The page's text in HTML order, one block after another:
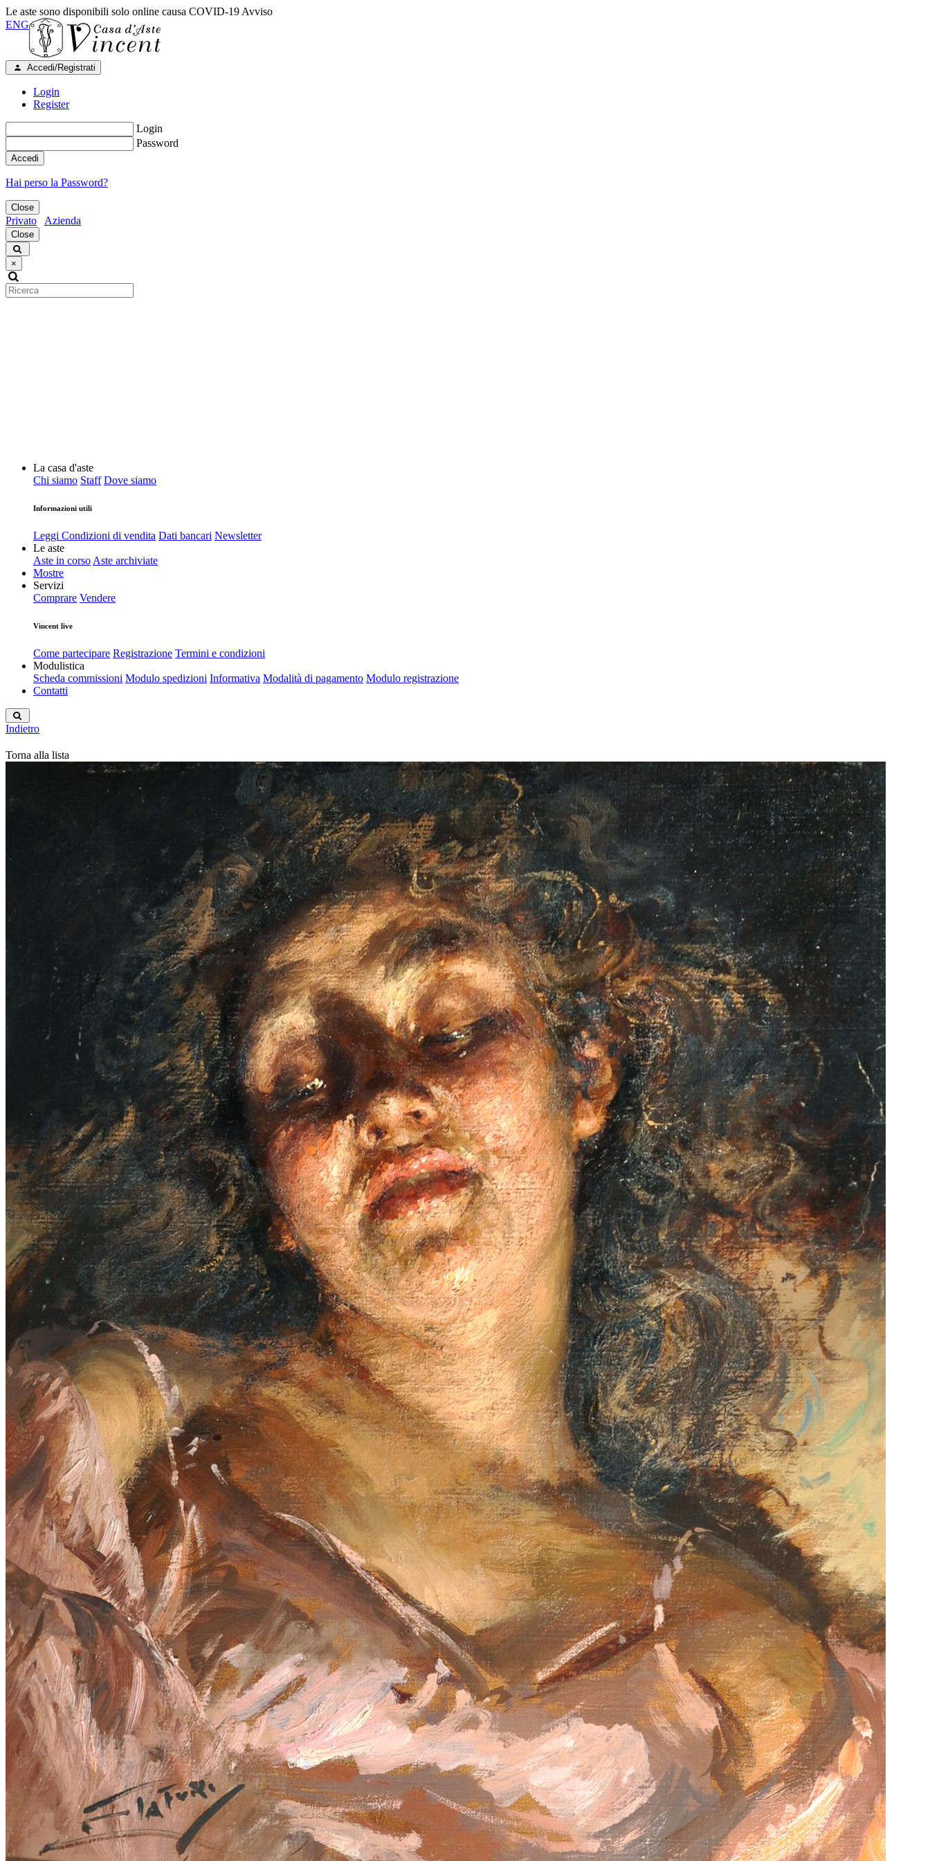
Le aste sono disponibili solo online causa COVID-19 Avviso
ENG
Accedi/Registrati
Login
Register
Login
Password
Accedi
Hai perso la Password?
Close
Privato Azienda
Close
×
La casa d'aste
Chi siamo Staff Dove siamo
Informazioni utili
Leggi Condizioni di vendita Dati bancari Newsletter
Le aste
Aste in corso Aste archiviate
Mostre
Servizi
Comprare Vendere
Vincent live
Come partecipare Registrazione Termini e condizioni
Modulistica
Scheda commissioni Modulo spedizioni Informativa Modalità di pagamento Modulo registrazione
Contatti
Indietro
Torna alla lista